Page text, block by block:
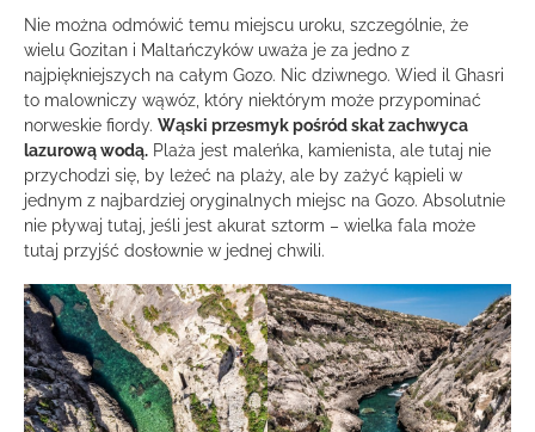
Nie można odmówić temu miejscu uroku, szczególnie, że
wielu Gozitan i Maltańczyków uważa je za jedno z
najpiękniejszych na całym Gozo. Nic dziwnego. Wied il Ghasri
to malowniczy wąwóz, który niektórym może przypominać
norweskie fiordy. Wąski przesmyk pośród skał zachwyca
lazurową wodą. Plaża jest maleńka, kamienista, ale tutaj nie
przychodzi się, by leżeć na plaży, ale by zażyć kąpieli w
jednym z najbardziej oryginalnych miejsc na Gozo. Absolutnie
nie pływaj tutaj, jeśli jest akurat sztorm – wielka fala może
tutaj przyjść dosłownie w jednej chwili.